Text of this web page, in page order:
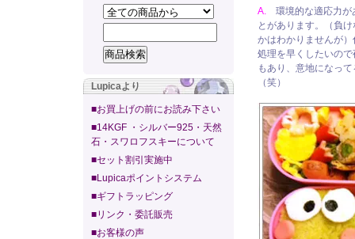
Lupicaより
■お買上げの前にお読み下さい
■14KGF ・シルバー925・天然
石・スワロフスキーについて
■セット割引実施中
■Lupicaポイントシステム
■ギフトラッピング
■リンク・委託販売
■お客様の声
A. 環境的な適応力が
とがあります。（負
かはわかりませんが
処理を早くしたいの
もあり、意地になっ
（笑）